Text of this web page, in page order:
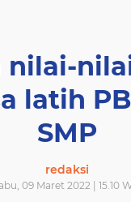
nilai-
latih
SMP
redaksi
09 Maret 2022 | 15.10